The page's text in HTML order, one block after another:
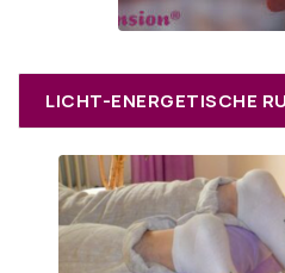
LICHT-ENERGETISCHE